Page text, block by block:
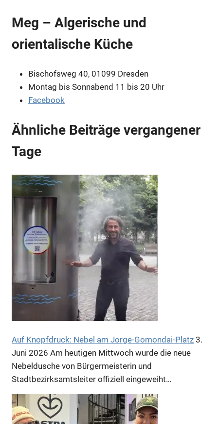
Anzeige
Anzeige
Anzeige
Anzeige
Anzeige
Meg – Algerische und
orientalische Küche
Bischofsweg 40, 01099 Dresden
Montag bis Sonnabend 11 bis 20 Uhr
Facebook
Ähnliche Beiträge vergangener
Tage
Auf Knopfdruck: Nebel am Jorge-Gomondai-Platz 3.
Juni 2026 Am heutigen Mittwoch wurde die neue
Nebeldusche von Bürgermeisterin und
Stadtbezirksamtsleiter offiziell eingeweiht…